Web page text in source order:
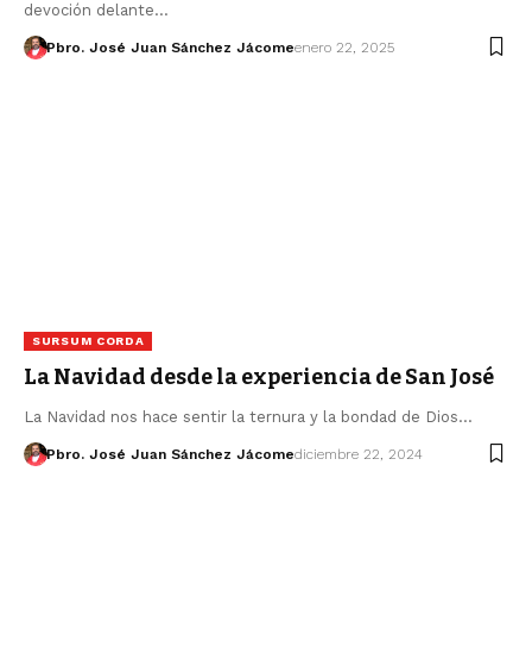
devoción delante…
Pbro. José Juan Sánchez Jácomeenero 22, 2025
SURSUM CORDA
La Navidad desde la experiencia de San José
La Navidad nos hace sentir la ternura y la bondad de Dios…
Pbro. José Juan Sánchez Jácomediciembre 22, 2024